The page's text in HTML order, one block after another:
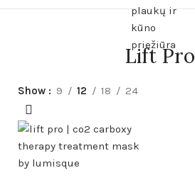
Lift Pro
Show 9 12 18 24